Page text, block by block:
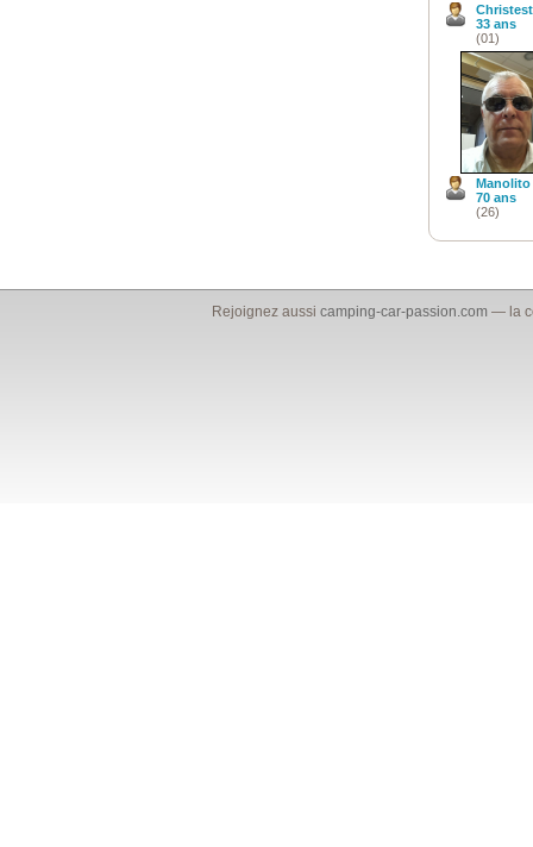
33 ans
(01)
Manolito
70 ans
(26)
Rejoignez aussicamping-car-passion.com — la